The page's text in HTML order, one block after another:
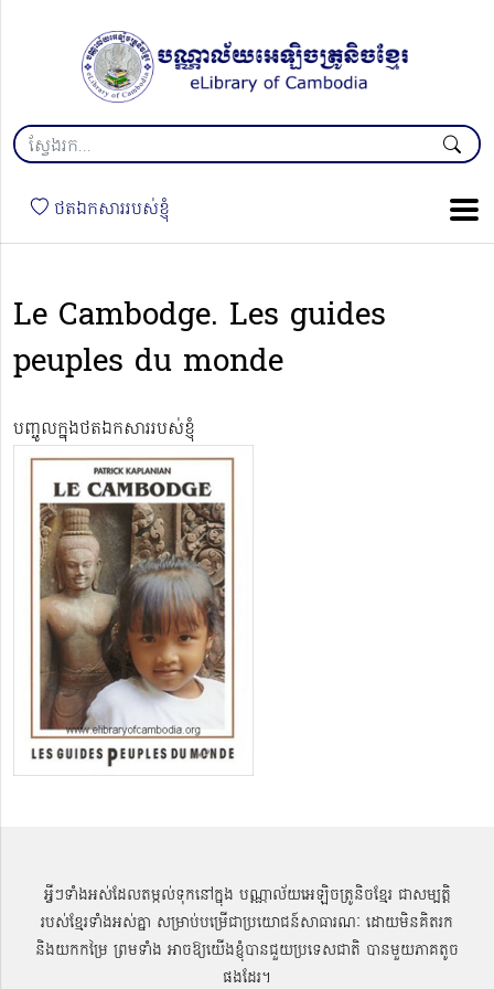
ថតឯកសាររបស់ខ្ញុំ
Le Cambodge. Les guides
peuples du monde
បញ្ចូលក្នុងថតឯកសាររបស់ខ្ញុំ
អ្វីៗទាំងអស់ដែលតម្កល់ទុកនៅក្នុង បណ្ណាល័យអេឡិចត្រូនិចខ្មែរ ជាសម្បតិ្ត
របស់ខ្មែរទាំងអស់គ្នា សម្រាប់បម្រើជាប្រយោជន៍សាធារណៈ ដោយមិនគិតរក
និងយកកម្រៃ ព្រមទាំង អាចឱ្យយើងខ្ញុំបានជួយប្រទេសជាតិ បានមួយភាគតូច
ផងដែរ។